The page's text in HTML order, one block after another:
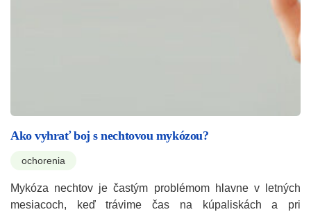
Ako vyhrať boj s nechtovou mykózou?
ochorenia
Mykóza nechtov je častým problémom hlavne v letných
mesiacoch, keď trávime čas na kúpaliskách a pri